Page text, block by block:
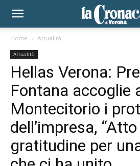
Home Attualità
Attualità
Hellas Verona:
Fontana accoglie
Montecitorio i
dell’impresa,
gratitudine per